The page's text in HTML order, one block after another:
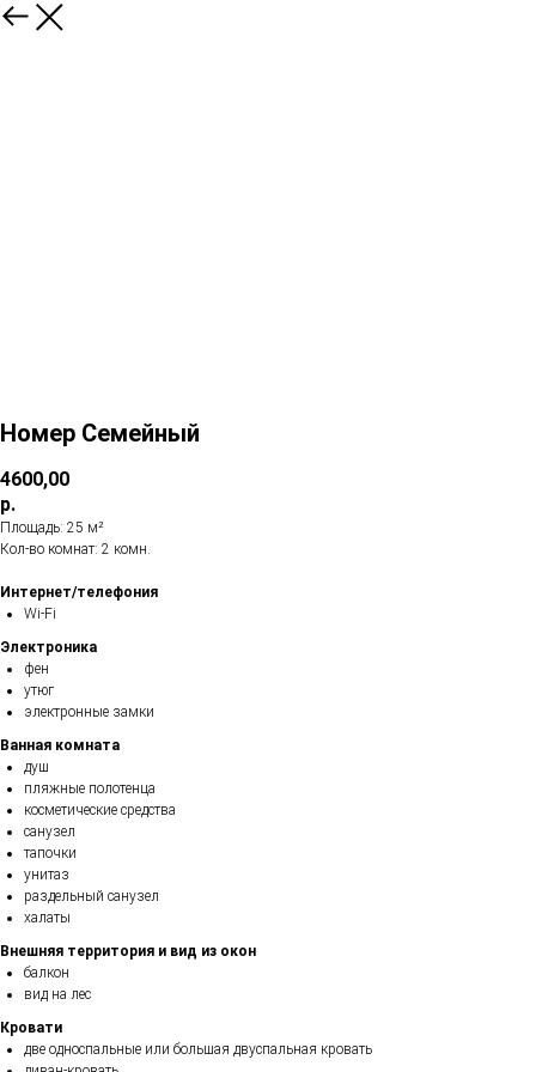
Номер Семейный
4600,00
р.
Площадь: 25 м²
Кол-во комнат: 2 комн.
Интернет/телефония
Wi-Fi
Электроника
фен
утюг
электронные замки
Ванная комната
душ
пляжные полотенца
косметические средства
санузел
тапочки
унитаз
раздельный санузел
халаты
Внешняя территория и вид из окон
балкон
вид на лес
Кровати
две односпальные или большая двуспальная кровать